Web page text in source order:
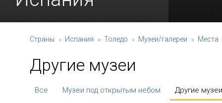
Страны Испания Толедо Музеи/галереи Места
Другие музеи
Все Музеи под открытым небом Другие музеи